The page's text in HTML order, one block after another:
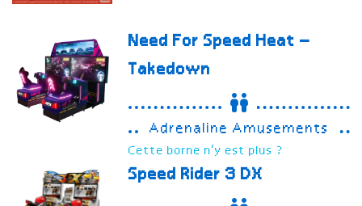
Need For Speed Heat –
Takedown
Adrenaline Amusements
Cette borne n'y est plus ?
Speed Rider 3DX